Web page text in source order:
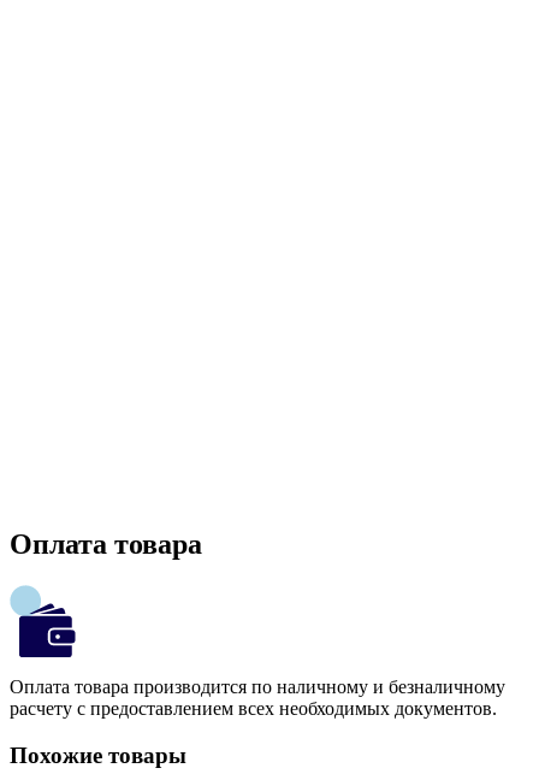
Оплата товара
Оплата товара производится по наличному и безналичному
расчету с предоставлением всех необходимых документов.
Похожие товары